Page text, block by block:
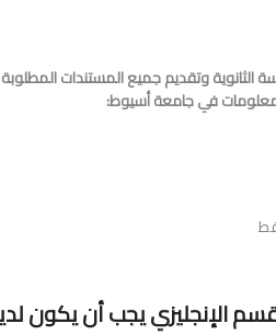
وتقديم جميع المستندات
في جامعة أسيوط:
الإنجليزي يجب أن يكون